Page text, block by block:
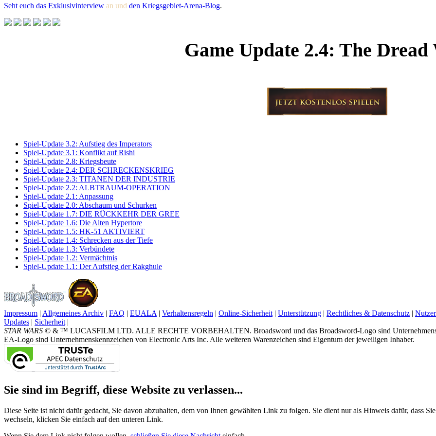
Seht euch das Exklusivinterview an und den Kriegsgebiet-Arena-Blog.
Game Update 2.4: The Dread
Spiel-Update 3.2: Aufstieg des Imperators
Spiel-Update 3.1: Konflikt auf Rishi
Spiel-Update 2.8: Kriegsbeute
Spiel-Update 2.4: DER SCHRECKENSKRIEG
Spiel-Update 2.3: TITANEN DER INDUSTRIE
Spiel-Update 2.2: ALBTRAUM-OPERATION
Spiel-Update 2.1: Anpassung
Spiel-Update 2.0: Abschaum und Schurken
Spiel-Update 1.7: DIE RÜCKKEHR DER GREE
Spiel-Update 1.6: Die Alten Hypertore
Spiel-Update 1.5: HK-51 AKTIVIERT
Spiel-Update 1.4: Schrecken aus der Tiefe
Spiel-Update 1.3: Verbündete
Spiel-Update 1.2: Vermächtnis
Spiel-Update 1.1: Der Aufstieg der Rakghule
Impressum | Allgemeines Archiv | FAQ | EUALA | Verhaltensregeln | Online-Sicherheit | Unterstützung | Rechtliches & Datenschutz |
Updates | Sicherheit |
STAR WARS © & ™ LUCASFILM LTD. ALLE RECHTE VORBEHALTEN. Broadsword und das Broadsword-Logo sind
EA-Logo sind Unternehmenskennzeichen von Electronic Arts Inc. Alle weiteren Warenzeichen sind Eigentum der jeweiligen Inhaber.
Sie sind im Begriff, diese Website zu verlassen...
Diese Seite ist nicht dafür gedacht, Sie davon abzuhalten, dem von Ihnen gewählten Link zu folgen. Sie dient nur als Hinweis dafür, dass
wechseln, klicken Sie einfach auf den unteren Link.